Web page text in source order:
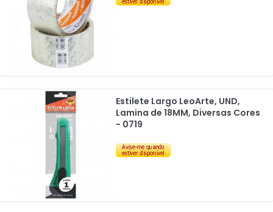
Estilete Largo LeoArte, UND,
Lamina de 18MM, Diversas Cores
- 0719